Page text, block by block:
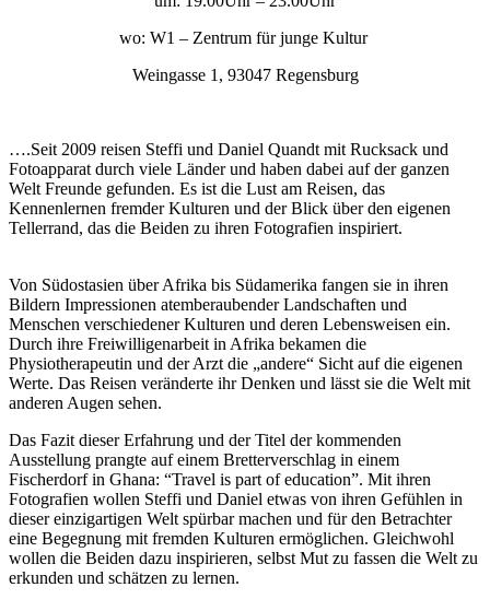
wo: W1 – Zentrum für junge Kultur
Weingasse 1, 93047 Regensburg
….Seit 2009 reisen Steffi und Daniel Quandt mit Rucksack und
Fotoapparat durch viele Länder und haben dabei auf der ganzen
Welt Freunde gefunden. Es ist die Lust am Reisen, das
Kennenlernen fremder Kulturen und der Blick über den eigenen
Tellerrand, das die Beiden zu ihren Fotografien inspiriert.
Von Südostasien über Afrika bis Südamerika fangen sie in ihren
Bildern Impressionen atemberaubender Landschaften und
Menschen verschiedener Kulturen und deren Lebensweisen ein.
Durch ihre Freiwilligenarbeit in Afrika bekamen die
Physiotherapeutin und der Arzt die „andere“ Sicht auf die eigenen
Werte. Das Reisen veränderte ihr Denken und lässt sie die Welt mit
anderen Augen sehen.
Das Fazit dieser Erfahrung und der Titel der kommenden
Ausstellung prangte auf einem Bretterverschlag in einem
Fischerdorf in Ghana: “Travel is part of education”. Mit ihren
Fotografien wollen Steffi und Daniel etwas von ihren Gefühlen in
dieser einzigartigen Welt spürbar machen und für den Betrachter
eine Begegnung mit fremden Kulturen ermöglichen. Gleichwohl
wollen die Beiden dazu inspirieren, selbst Mut zu fassen die Welt zu
erkunden und schätzen zu lernen.